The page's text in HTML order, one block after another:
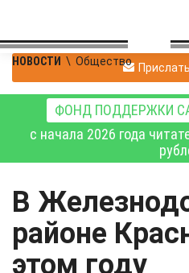
НОВОСТИ \ Общество
ФОНД ПОДДЕРЖКИ
с начала 2026 года
В
районе
этом году